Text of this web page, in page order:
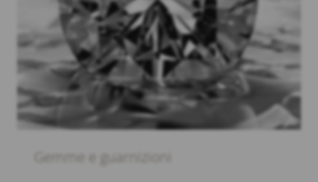
Gemme e guarnizioni